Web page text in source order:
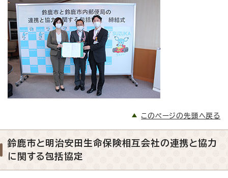
このページの先頭へ戻る
鈴鹿市と明治安田生命保険相互会社の連携と協力
に関する包括協定